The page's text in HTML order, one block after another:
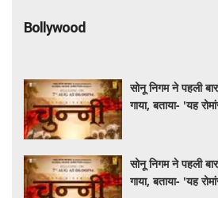
Bollywood
सोनू निगम ने पहली बार
गाया, बताया- 'यह
सोनू निगम ने पहली बार
गाया, बताया- 'यह